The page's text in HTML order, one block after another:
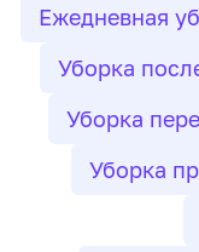
Ежедневная
Уборка
Уборка
Уборка